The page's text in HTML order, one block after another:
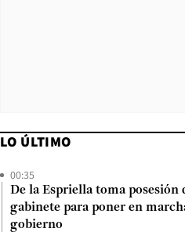
LO ÚLTIMO
00:35
De la Espriella toma posesión
gabinete para poner en
gobierno